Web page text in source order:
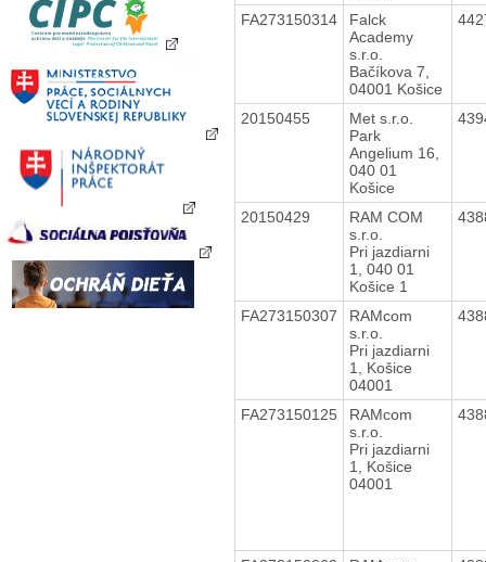
FA273150314
Falck
Academy
s.r.o.
Bačíkova 7,
04001 Košice
20150455
Met s.r.o.
Park
Angelium 16,
040 01
Košice
20150429
RAM COM
s.r.o.
Pri jazdiarni
1, 040 01
Košice 1
FA273150307
RAMcom
s.r.o.
Pri jazdiarni
1, Košice
04001
FA273150125
RAMcom
s.r.o.
Pri jazdiarni
1, Košice
04001